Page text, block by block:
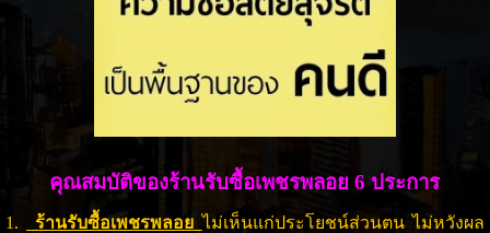
คุณสมบัติของร้านรับซื้อเพชรพลอย 6 ประการ
1. ร้านรับซื้อเพชรพลอย ไม่เห็นแก่ประโยชน์ส่วนตน ไม่หวังผล